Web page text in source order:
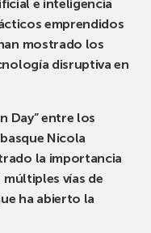
e inteligencia
emprendidos
mostrado los
disruptiva en
Day” entre los
Nicola
la importancia
vías de
ha abierto la